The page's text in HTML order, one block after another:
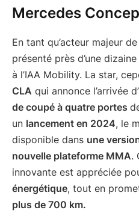
Mercedes
En tant qu’acteur majeur
présenté près d’une
à l’IAA Mobility. La star,
CLA qui annonce l’arrivée
de coupé à quatre portes
un lancement en 2024, le
disponible dans une
nouvelle plateforme MMA.
innovante est appréciée
énergétique, tout en
plus de 700 km.